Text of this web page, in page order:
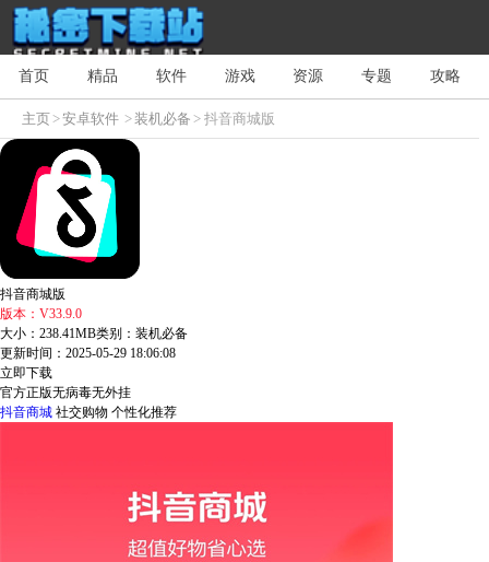
首页 精品 软件 游戏 资源 专题 攻略
主页>安卓软件 >装机必备 > 抖音商城版
抖音商城版
版本：V33.9.0
大小：238.41MB类别：装机必备
更新时间：2025-05-29 18:06:08
立即下载
官方正版无病毒无外挂
抖音商城 社交购物 个性化推荐